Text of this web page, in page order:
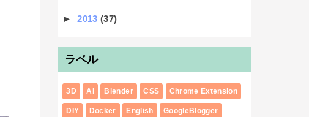
►2013(37)
ラベル
3D AI Blender CSS Chrome Extension
DIY Docker English GoogleBlogger